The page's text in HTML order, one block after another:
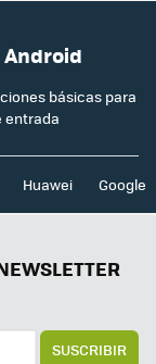
Android
básicas para
entrada
Huawei Google
SUSCRIBIR